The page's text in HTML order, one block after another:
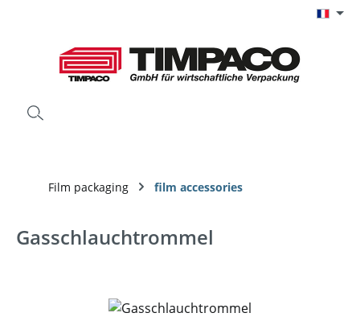
Film packaging film accessories
Gasschlauchtrommel
Ignorer la galerie d'images